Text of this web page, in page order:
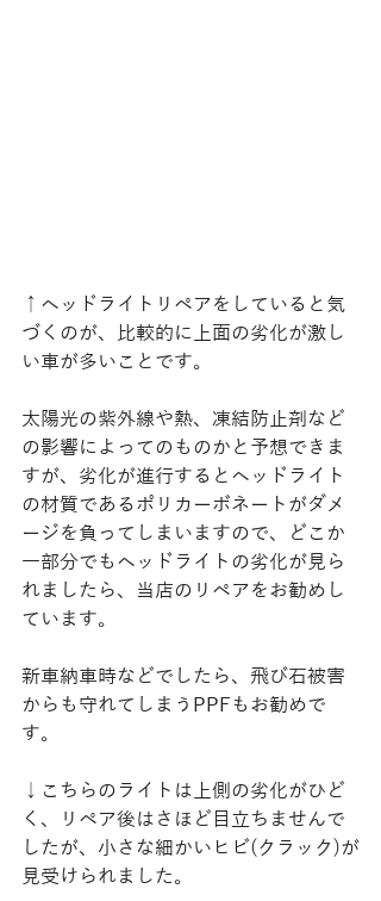
↑ヘッドライトリペアをしていると気
づくのが、比較的に上面の劣化が激し
い車が多いことです。
太陽光の紫外線や熱、凍結防止剤など
の影響によってのものかと予想できま
すが、劣化が進行するとヘッドライト
の材質であるポリカーボネートがダメ
ージを負ってしまいますので、どこか
一部分でもヘッドライトの劣化が見ら
れましたら、当店のリペアをお勧めし
ています。
新車納車時などでしたら、飛び石被害
からも守れてしまうPPFもお勧めで
す。
↓こちらのライトは上側の劣化がひど
く、リペア後はさほど目立ちませんで
したが、小さな細かいヒビ(クラック)が
見受けられました。